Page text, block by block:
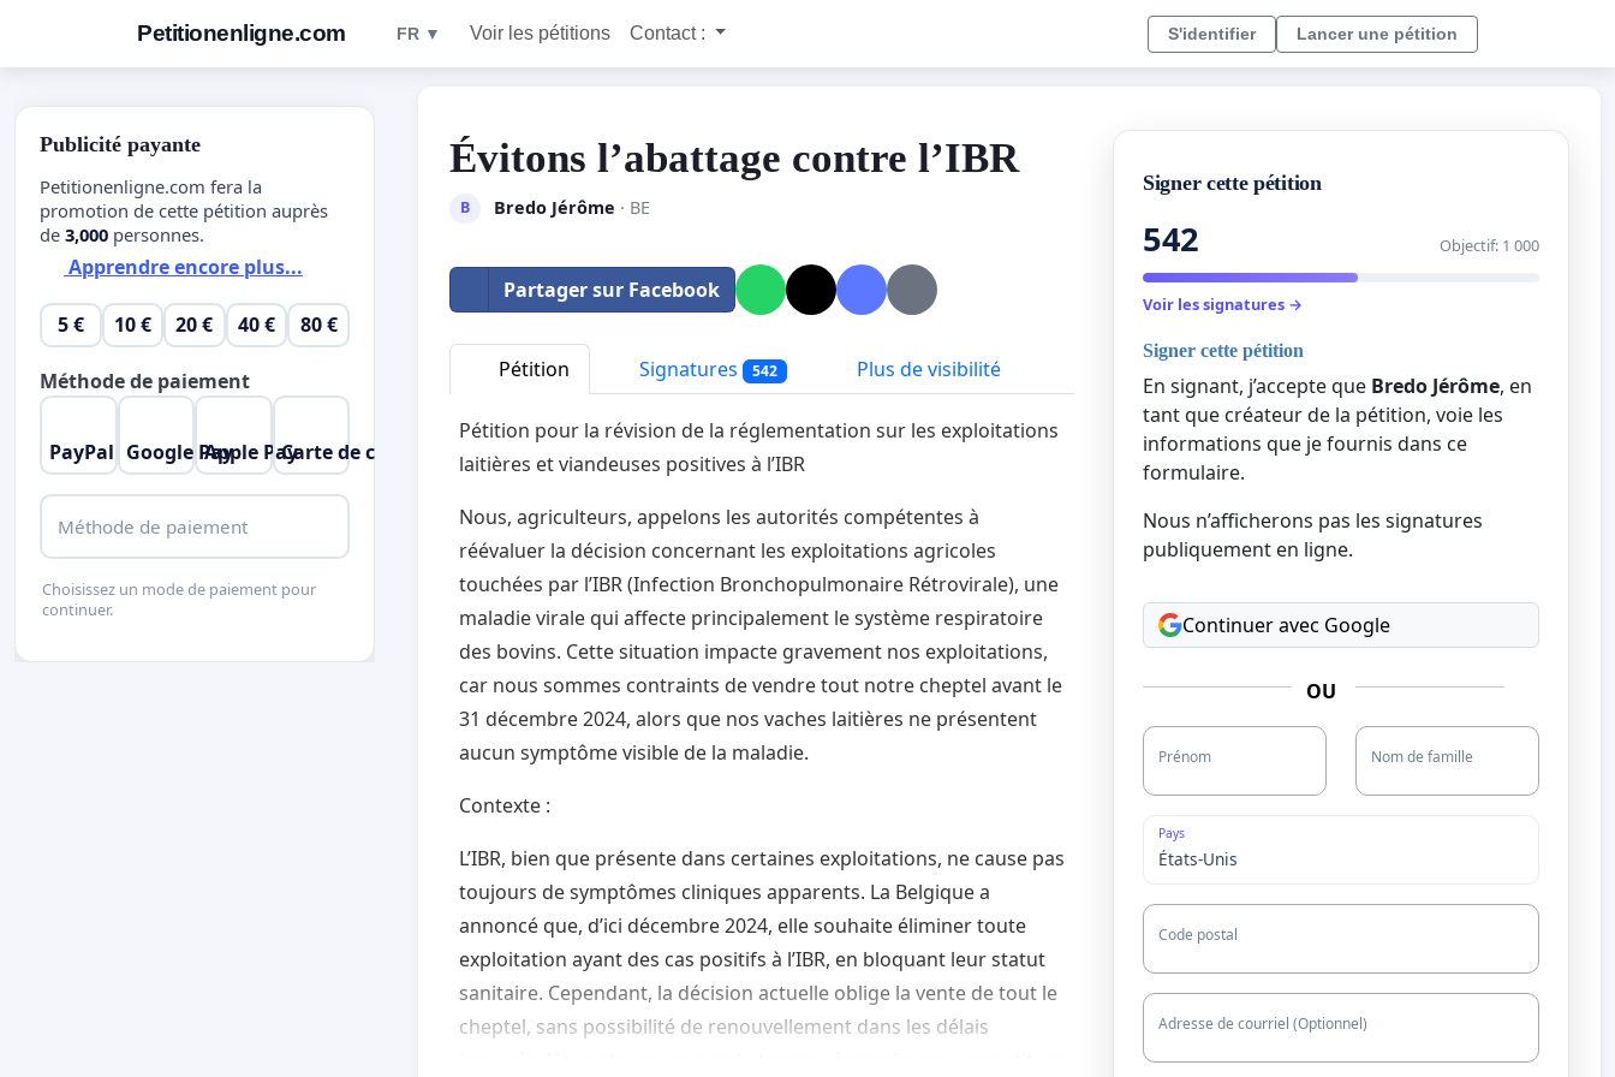
Petitionenligne.com FR ▼ Voir les pétitions Contact : S'identifier Lancer une pétition
Évitons l’abattage contre l’IBR
B Bredo Jérôme · BE
Partager sur Facebook
Pétition Signatures 542 Plus de visibilité
Pétition pour la révision de la réglementation sur les exploitations
laitières et viandeuses positives à l’IBR
Nous, agriculteurs, appelons les autorités compétentes à
réévaluer la décision concernant les exploitations agricoles
touchées par l’IBR (Infection Bronchopulmonaire Rétrovirale), une
maladie virale qui affecte principalement le système respiratoire
des bovins. Cette situation impacte gravement nos exploitations,
car nous sommes contraints de vendre tout notre cheptel avant le
31 décembre 2024, alors que nos vaches laitières ne présentent
aucun symptôme visible de la maladie.
Contexte :
L’IBR, bien que présente dans certaines exploitations, ne cause pas
toujours de symptômes cliniques apparents. La Belgique a
annoncé que, d’ici décembre 2024, elle souhaite éliminer toute
exploitation ayant des cas positifs à l’IBR, en bloquant leur statut
sanitaire. Cependant, la décision actuelle oblige la vente de tout le
cheptel, sans possibilité de renouvellement dans les délais
Signer cette pétition
542 Objectif: 1 000
Voir les signatures →
Signer cette pétition
En signant, j’accepte que Bredo Jérôme, en
tant que créateur de la pétition, voie les
informations que je fournis dans ce
formulaire.
Nous n’afficherons pas les signatures
publiquement en ligne.
Continuer avec Google
OU
Prénom Nom de famille
Pays
Code postal
Adresse de courriel (Optionnel)
Publicité payante
Petitionenligne.com fera la
promotion de cette pétition auprès
de 3,000 personnes.
Apprendre encore plus...
5 € 10 € 20 € 40 € 80 €
Méthode de paiement
PayPal Google PayApple PayCarte de crédit
Méthode de paiement
Choisissez un mode de paiement pour
continuer.